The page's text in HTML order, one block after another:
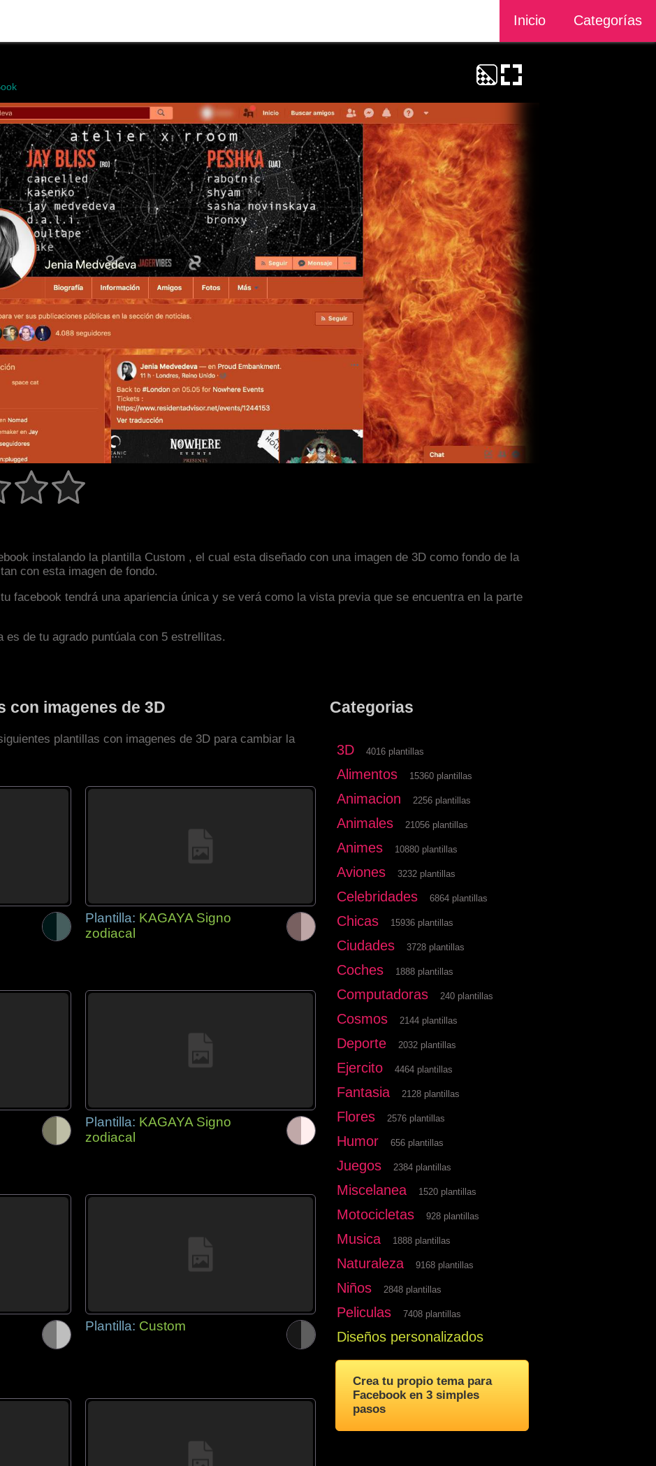
Inicio Categorías
instalando la plantilla Custom , el cual esta diseñado con una imagen de 3D como fondo de la
con esta imagen de fondo.
facebook tendrá una apariencia única y se verá como la vista previa que se encuentra en la parte
es de tu agrado puntúala con 5 estrellitas.
con imagenes de 3D
plantillas con imagenes de 3D para cambiar la
Plantilla: KAGAYA Signo
zodiacal
Plantilla: KAGAYA Signo
zodiacal
Plantilla: Custom
Categorias
3D 4016 plantillas
Alimentos 15360 plantillas
Animacion 2256 plantillas
Animales 21056 plantillas
Animes 10880 plantillas
Aviones 3232 plantillas
Celebridades 6864 plantillas
Chicas 15936 plantillas
Ciudades 3728 plantillas
Coches 1888 plantillas
Computadoras 240 plantillas
Cosmos 2144 plantillas
Deporte 2032 plantillas
Ejercito 4464 plantillas
Fantasia 2128 plantillas
Flores 2576 plantillas
Humor 656 plantillas
Juegos 2384 plantillas
Miscelanea 1520 plantillas
Motocicletas 928 plantillas
Musica 1888 plantillas
Naturaleza 9168 plantillas
Niños 2848 plantillas
Peliculas 7408 plantillas
Diseños personalizados
Crea tu propio tema para
Facebook en 3 simples
pasos